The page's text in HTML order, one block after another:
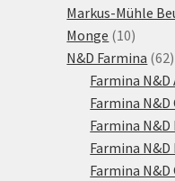
Markus-Mühle
Monge 1010
N&D Farmina 6262
Farmina
Farmina N&D
Farmina
Farmina
Farmina N&D